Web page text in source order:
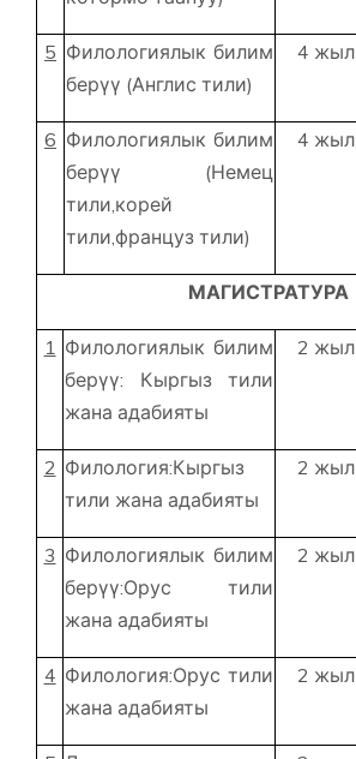
5 Филологиялык билим
берүү (Англис тили)
4 жыл
6 Филологиялык билим
берүү (Немец
тили,корей
тили,француз тили)
4 жыл
МАГИСТРАТУРА
1 Филологиялык билим
берүү: Кыргыз тили
жана адабияты
2 жыл
2 Филология:Кыргыз
тили жана адабияты
2 жыл
3 Филологиялык билим
берүү:Орус тили
жана адабияты
2 жыл
4 Филология:Орус тили
жана адабияты
2 жыл